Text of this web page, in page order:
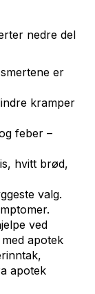
nedre del
er
kramper
feber –
hvitt brød,
valg.
ved
apotek
apotek